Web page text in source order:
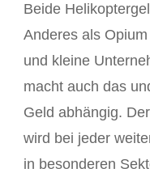
Beide
Anderes als
und kleine
macht auch das
Geld abhängig.
wird bei jeder
in besonderen